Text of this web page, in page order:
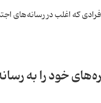
۱۰۰ زوج، نشان داد افرادی که
خود را به